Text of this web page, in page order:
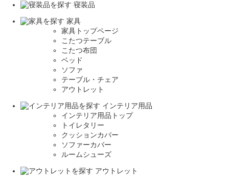
寝装品
家具
家具トップページ
こたつテーブル
こたつ布団
ベッド
ソファ
テーブル・チェア
アウトレット
インテリア用品
インテリア用品トップ
トイレタリー
クッションカバー
ソファーカバー
ルームシューズ
アウトレット